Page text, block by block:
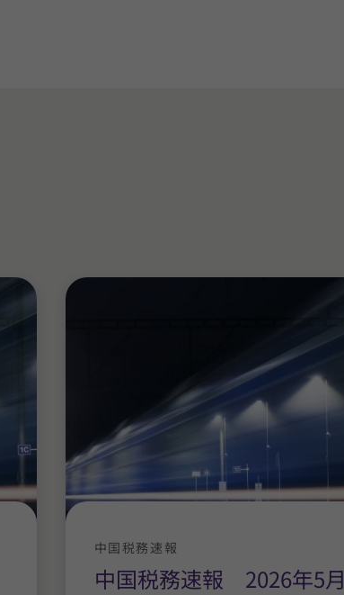
中国税務速報 2026年5月
中国税務速報